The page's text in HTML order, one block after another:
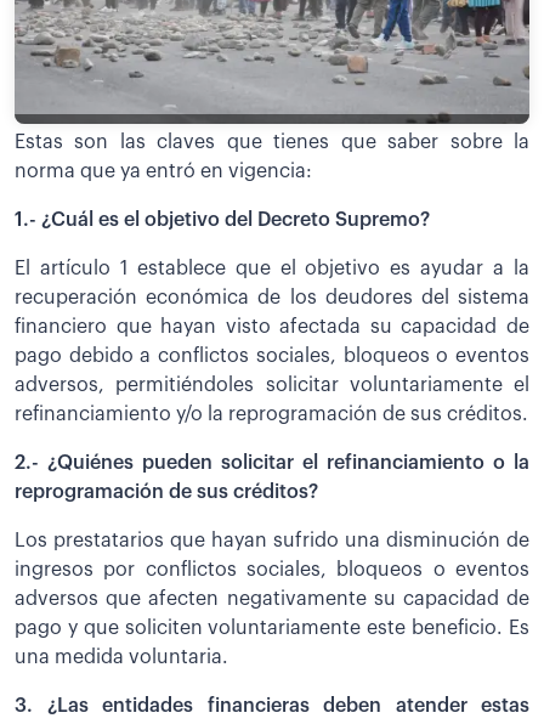
Estas son las claves que tienes que saber sobre la
norma que ya entró en vigencia:
1.- ¿Cuál es el objetivo del Decreto Supremo?
El artículo 1 establece que el objetivo es ayudar a la
recuperación económica de los deudores del sistema
financiero que hayan visto afectada su capacidad de
pago debido a conflictos sociales, bloqueos o eventos
adversos, permitiéndoles solicitar voluntariamente el
refinanciamiento y/o la reprogramación de sus créditos.
2.- ¿Quiénes pueden solicitar el refinanciamiento o la
reprogramación de sus créditos?
Los prestatarios que hayan sufrido una disminución de
ingresos por conflictos sociales, bloqueos o eventos
adversos que afecten negativamente su capacidad de
pago y que soliciten voluntariamente este beneficio. Es
una medida voluntaria.
3. ¿Las entidades financieras deben atender estas